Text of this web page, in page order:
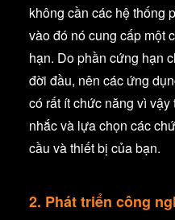
không cần các hệ thống
vào đó nó cung cấp một
hạn. Do phần cứng hạn
đời đầu, nên các ứng
có rất ít chức năng vì
nhắc và lựa chọn các
cầu và thiết bị của bạn.
2. Phát triển công